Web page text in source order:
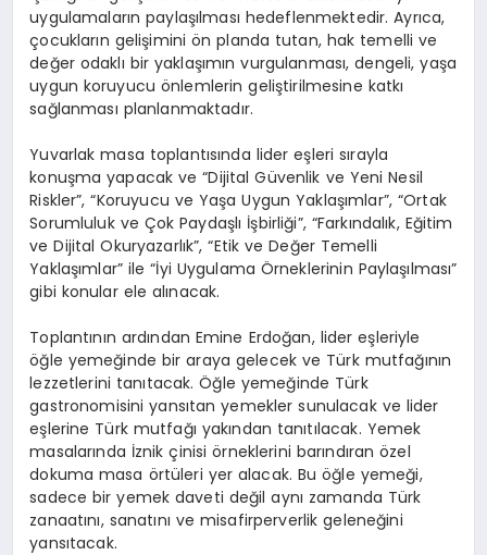
uygulamaların paylaşılması hedeflenmektedir. Ayrıca,
çocukların gelişimini ön planda tutan, hak temelli ve
değer odaklı bir yaklaşımın vurgulanması, dengeli, yaşa
uygun koruyucu önlemlerin geliştirilmesine katkı
sağlanması planlanmaktadır.
Yuvarlak masa toplantısında lider eşleri sırayla
konuşma yapacak ve “Dijital Güvenlik ve Yeni Nesil
Riskler”, “Koruyucu ve Yaşa Uygun Yaklaşımlar”, “Ortak
Sorumluluk ve Çok Paydaşlı İşbirliği”, “Farkındalık, Eğitim
ve Dijital Okuryazarlık”, “Etik ve Değer Temelli
Yaklaşımlar” ile “İyi Uygulama Örneklerinin Paylaşılması”
gibi konular ele alınacak.
Toplantının ardından Emine Erdoğan, lider eşleriyle
öğle yemeğinde bir araya gelecek ve Türk mutfağının
lezzetlerini tanıtacak. Öğle yemeğinde Türk
gastronomisini yansıtan yemekler sunulacak ve lider
eşlerine Türk mutfağı yakından tanıtılacak. Yemek
masalarında İznik çinisi örneklerini barındıran özel
dokuma masa örtüleri yer alacak. Bu öğle yemeği,
sadece bir yemek daveti değil aynı zamanda Türk
zanaatını, sanatını ve misafirperverlik geleneğini
yansıtacak.